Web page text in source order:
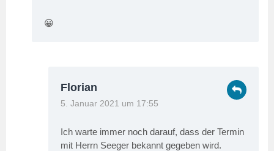
😀
Florian
5. Januar 2021 um 17:55
Ich warte immer noch darauf, dass der Termin
mit Herrn Seeger bekannt gegeben wird.